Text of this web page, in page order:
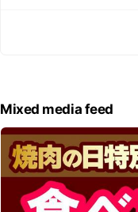
Mixed media feed